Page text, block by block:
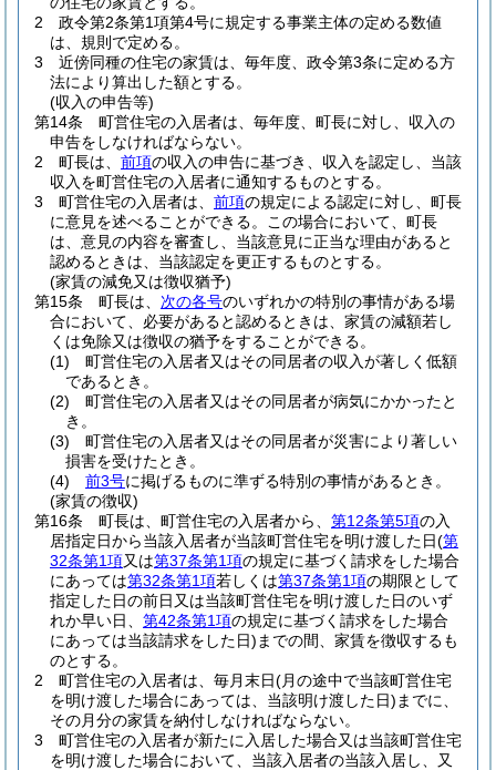
2
政令第2条第1項第4号に規定する事業主体の定める数値
は、規則で定める。
3
近傍同種の住宅の家賃は、毎年度、政令第3条に定める方
法により算出した額とする。
(収入の申告等)
第14条
町営住宅の入居者は、毎年度、町長に対し、収入の
申告をしなければならない。
2
町長は、 前項の収入の申告に基づき、収入を認定し、当該
収入を町営住宅の入居者に通知するものとする。
3
町営住宅の入居者は、 前項の規定による認定に対し、町長
に意見を述べることができる。
この場合において、町長
は、意見の内容を審査し、当該意見に正当な理由があると
認めるときは、当該認定を更正するものとする。
(家賃の減免又は徴収猶予)
第15条
町長は、 次の各号のいずれかの特別の事情がある場
合において、必要があると認めるときは、家賃の減額若し
くは免除又は徴収の猶予をすることができる。
(1)
町営住宅の入居者又はその同居者の収入が著しく低額
であるとき。
(2)
町営住宅の入居者又はその同居者が病気にかかったと
き。
(3)
町営住宅の入居者又はその同居者が災害により著しい
損害を受けたとき。
(4)
前3号に掲げるものに準ずる特別の事情があるとき。
(家賃の徴収)
第16条
町長は、町営住宅の入居者から、 第12条第5項の入
居指定日から当該入居者が当該町営住宅を明け渡した日(第
32条第1項又は第37条第1項の規定に基づく請求をした場合
にあっては第32条第1項若しくは第37条第1項の期限として
指定した日の前日又は当該町営住宅を明け渡した日のいず
れか早い日、 第42条第1項の規定に基づく請求をした場合
にあっては当該請求をした日) までの間、家賃を徴収するも
のとする。
2
町営住宅の入居者は、毎月末日(月の途中で当該町営住宅
を明け渡した場合にあっては、当該明け渡した日) までに、
その月分の家賃を納付しなければならない。
3
町営住宅の入居者が新たに入居した場合又は当該町営住宅
を明け渡した場合において、当該入居者の当該入居し、又